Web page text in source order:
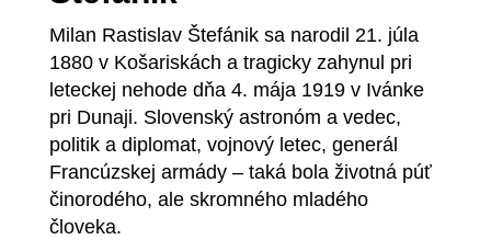
Milan Rastislav Štefánik sa narodil 21. júla
1880 v Košariskách a tragicky zahynul pri
leteckej nehode dňa 4. mája 1919 v Ivánke
pri Dunaji. Slovenský astronóm a vedec,
politik a diplomat, vojnový letec, generál
Francúzskej armády – taká bola životná púť
činorodého, ale skromného mladého
človeka.